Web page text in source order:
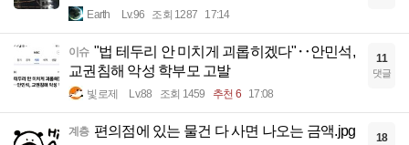
Earth Lv.96 조회 1287 17:14
이슈 "법 테두리 안 미치게 괴롭히겠다"‥안민석,
교권침해 악성 학부모 고발
빛로제 Lv.88 조회 1459 추천 6 17:08
11
댓글
계층 편의점에 있는 물건 다 사면 나오는 금액.jpg 18